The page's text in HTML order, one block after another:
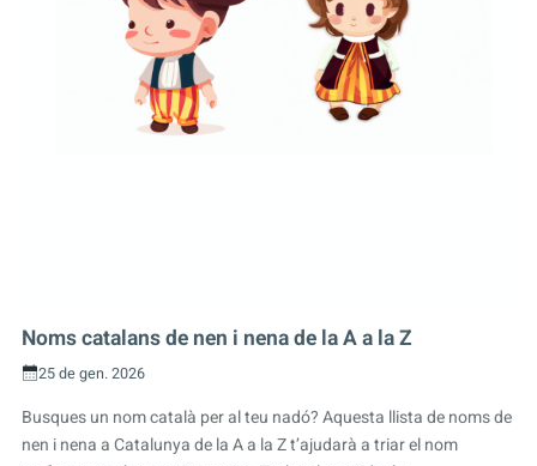
Noms catalans de nen i nena de la A a la Z
25 de gen. 2026
Busques un nom català per al teu nadó? Aquesta llista de noms de
nen i nena a Catalunya de la A a la Z t’ajudarà a triar el nom